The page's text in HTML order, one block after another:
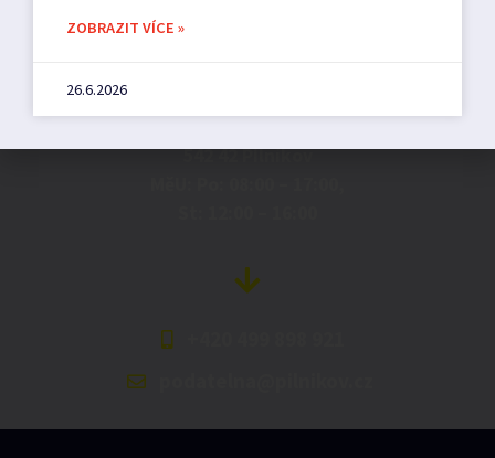
542 42 Pilníkov
ZOBRAZIT VÍCE »
26.6.2026